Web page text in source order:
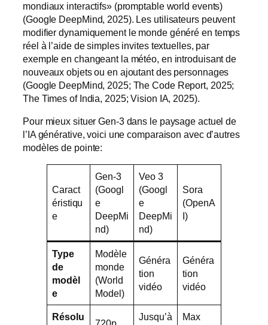
mondiaux interactifs» (promptable world events)
(Google DeepMind, 2025). Les utilisateurs peuvent
modifier dynamiquement le monde généré en temps
réel à l’aide de simples invites textuelles, par
exemple en changeant la météo, en introduisant de
nouveaux objets ou en ajoutant des personnages
(Google DeepMind, 2025; The Code Report, 2025;
The Times of India, 2025; Vision IA, 2025).
Pour mieux situer Gen-3 dans le paysage actuel de
l’IA générative, voici une comparaison avec d’autres
modèles de pointe:
Caract
éristiqu
e
Gen-3
(Googl
e
DeepMi
nd)
Veo 3
(Googl
e
DeepMi
nd)
Sora
(OpenA
I)
Type
de
modèl
e
Modèle
monde
(World
Model)
Généra
tion
vidéo
Généra
tion
vidéo
Résolu
Jusqu’à
Max